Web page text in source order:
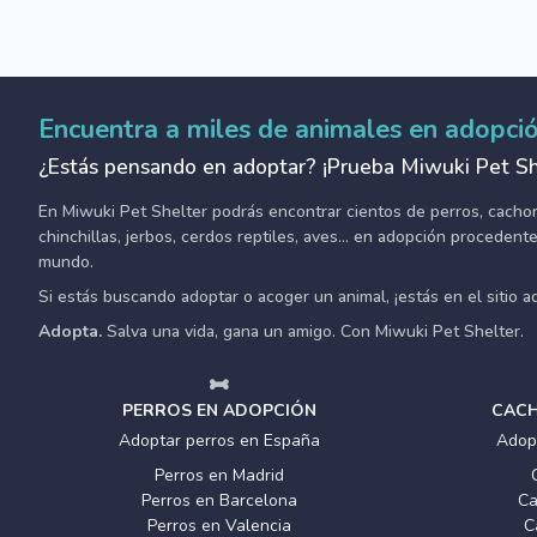
Encuentra a miles de animales en
¿Estás pensando en adoptar? ¡Prueba Miwuki Pet
En Miwuki Pet Shelter podrás encontrar cientos de perros,
chinchillas, jerbos, cerdos reptiles, aves... en adopción
mundo.
Si estás buscando adoptar o acoger un animal, ¡estás en el sitio
Adopta. Salva una vida, gana un amigo. Con Miwuki Pet Shelter.
PERROS EN ADOPCIÓN
Adoptar perros en España
Perros en Madrid
Perros en Barcelona
Perros en Valencia